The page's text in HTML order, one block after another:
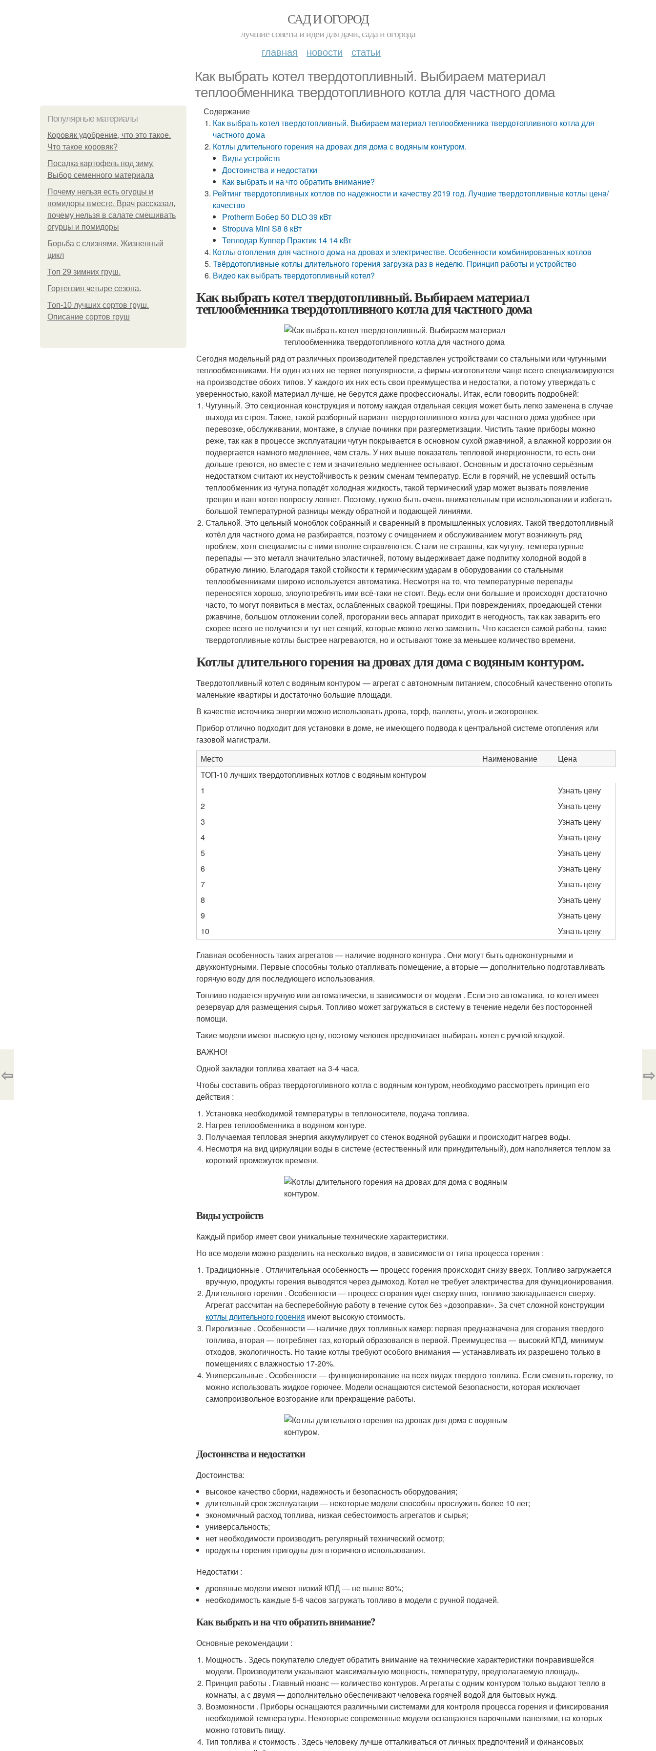
САД И ОГОРОД
лучшие советы и идеи для дачи, сада и огорода
главная новости статьи
Как выбрать котел твердотопливный. Выбираем материал
теплообменника твердотопливного котла для частного дома
Популярные материалы
Коровяк удобрение, что это такое.
Что такое коровяк?
Посадка картофель под зиму.
Выбор семенного материала
Почему нельзя есть огурцы и
помидоры вместе. Врач рассказал,
почему нельзя в салате смешивать
огурцы и помидоры
Борьба с слизнями. Жизненный
цикл
Топ 29 зимних груш.
Гортензия четыре сезона.
Топ-10 лучших сортов груш.
Описание сортов груш
Содержание
Как выбрать котел твердотопливный. Выбираем материал теплообменника твердотопливного котла для
частного дома
Котлы длительного горения на дровах для дома с водяным контуром.
Виды устройств
Достоинства и недостатки
Как выбрать и на что обратить внимание?
Рейтинг твердотопливных котлов по надежности и качеству 2019 год. Лучшие твердотопливные котлы цена/
качество
Protherm Бобер 50 DLO 39 кВт
Stropuva Mini S8 8 кВт
Теплодар Куппер Практик 14 14 кВт
Котлы отопления для частного дома на дровах и электричестве. Особенности комбинированных котлов
Твёрдотопливные котлы длительного горения загрузка раз в неделю. Принцип работы и устройство
Видео как выбрать твердотопливный котел?
Как выбрать котел твердотопливный. Выбираем материал
теплообменника твердотопливного котла для частного дома
Сегодня модельный ряд от различных производителей представлен устройствами со стальными или чугунными
теплообменниками. Ни один из них не теряет популярности, а фирмы-изготовители чаще всего специализируются
на производстве обоих типов. У каждого их них есть свои преимущества и недостатки, а потому утверждать с
уверенностью, какой материал лучше, не берутся даже профессионалы. Итак, если говорить подробней:
Чугунный. Это секционная конструкция и потому каждая отдельная секция может быть легко заменена в случае
выхода из строя. Также, такой разборный вариант твердотопливного котла для частного дома удобнее при
перевозке, обслуживании, монтаже, в случае починки при разгерметизации. Чистить такие приборы можно
реже, так как в процессе эксплуатации чугун покрывается в основном сухой ржавчиной, а влажной коррозии он
подвергается намного медленнее, чем сталь. У них выше показатель тепловой инерционности, то есть они
дольше греются, но вместе с тем и значительно медленнее остывают. Основным и достаточно серьёзным
недостатком считают их неустойчивость к резким сменам температур. Если в горячий, не успевший остыть
теплообменник из чугуна попадёт холодная жидкость, такой термический удар может вызвать появление
трещин и ваш котел попросту лопнет. Поэтому, нужно быть очень внимательным при использовании и избегать
большой температурной разницы между обратной и подающей линиями.
Стальной. Это цельный моноблок собранный и сваренный в промышленных условиях. Такой твердотопливный
котёл для частного дома не разбирается, поэтому с очищением и обслуживанием могут возникнуть ряд
проблем, хотя специалисты с ними вполне справляются. Стали не страшны, как чугуну, температурные
перепады — это металл значительно эластичней, потому выдерживает даже подпитку холодной водой в
обратную линию. Благодаря такой стойкости к термическим ударам в оборудовании со стальными
теплообменниками широко используется автоматика. Несмотря на то, что температурные перепады
переносятся хорошо, злоупотреблять ими всё-таки не стоит. Ведь если они большие и происходят достаточно
часто, то могут появиться в местах, ослабленных сваркой трещины. При повреждениях, проедающей стенки
ржавчине, большом отложении солей, прогорании весь аппарат приходит в негодность, так как заварить его
скорее всего не получится и тут нет секций, которые можно легко заменить. Что касается самой работы, такие
твердотопливные котлы быстрее нагреваются, но и остывают тоже за меньшее количество времени.
Котлы длительного горения на дровах для дома с водяным контуром.
Твердотопливный котел с водяным контуром — агрегат с автономным питанием, способный качественно отопить
маленькие квартиры и достаточно большие площади.
В качестве источника энергии можно использовать дрова, торф, паллеты, уголь и экогорошек.
Прибор отлично подходит для установки в доме, не имеющего подвода к центральной системе отопления или
газовой магистрали.
Место
Наименование
Цена
ТОП-10 лучших твердотопливных котлов с водяным контуром
1
Узнать цену
2
Узнать цену
3
Узнать цену
4
Узнать цену
5
Узнать цену
6
Узнать цену
7
Узнать цену
8
Узнать цену
9
Узнать цену
10
Узнать цену
Главная особенность таких агрегатов — наличие водяного контура . Они могут быть одноконтурными и
двухконтурными. Первые способны только отапливать помещение, а вторые — дополнительно подготавливать
горячую воду для последующего использования.
Топливо подается вручную или автоматически, в зависимости от модели . Если это автоматика, то котел имеет
резервуар для размещения сырья. Топливо может загружаться в систему в течение недели без посторонней
помощи.
Такие модели имеют высокую цену, поэтому человек предпочитает выбирать котел с ручной кладкой.
ВАЖНО!
Одной закладки топлива хватает на 3-4 часа.
Чтобы составить образ твердотопливного котла с водяным контуром, необходимо рассмотреть принцип его
действия :
Установка необходимой температуры в теплоносителе, подача топлива.
Нагрев теплообменника в водяном контуре.
Получаемая тепловая энергия аккумулирует со стенок водяной рубашки и происходит нагрев воды.
Несмотря на вид циркуляции воды в системе (естественный или принудительный), дом наполняется теплом за
короткий промежуток времени.
Виды устройств
Каждый прибор имеет свои уникальные технические характеристики.
Но все модели можно разделить на несколько видов, в зависимости от типа процесса горения :
Традиционные . Отличительная особенность — процесс горения происходит снизу вверх. Топливо загружается
вручную, продукты горения выводятся через дымоход. Котел не требует электричества для функционирования.
Длительного горения . Особенности — процесс сгорания идет сверху вниз, топливо закладывается сверху.
Агрегат рассчитан на бесперебойную работу в течение суток без «дозоправки». За счет сложной конструкции
котлы длительного горения имеют высокую стоимость.
Пиролизные . Особенности — наличие двух топливных камер: первая предназначена для сгорания твердого
топлива, вторая — потребляет газ, который образовался в первой. Преимущества — высокий КПД, минимум
отходов, экологичность. Но такие котлы требуют особого внимания — устанавливать их разрешено только в
помещениях с влажностью 17-20%.
Универсальные . Особенности — функционирование на всех видах твердого топлива. Если сменить горелку, то
можно использовать жидкое горючее. Модели оснащаются системой безопасности, которая исключает
самопроизвольное возгорание или прекращение работы.
Достоинства и недостатки
Достоинства:
высокое качество сборки, надежность и безопасность оборудования;
длительный срок эксплуатации — некоторые модели способны прослужить более 10 лет;
экономичный расход топлива, низкая себестоимость агрегатов и сырья;
универсальность;
нет необходимости производить регулярный технический осмотр;
продукты горения пригодны для вторичного использования.
Недостатки :
дровяные модели имеют низкий КПД — не выше 80%;
необходимость каждые 5-6 часов загружать топливо в модели с ручной подачей.
Как выбрать и на что обратить внимание?
Основные рекомендации :
Мощность . Здесь покупателю следует обратить внимание на технические характеристики понравившейся
модели. Производители указывают максимальную мощность, температуру, предполагаемую площадь.
Принцип работы . Главный нюанс — количество контуров. Агрегаты с одним контуром только выдают тепло в
комнаты, а с двумя — дополнительно обеспечивают человека горячей водой для бытовых нужд.
Возможности . Приборы оснащаются различными системами для контроля процесса горения и фиксирования
необходимой температуры. Некоторые современные модели оснащаются варочными панелями, на которых
можно готовить пищу.
Тип топлива и стоимость . Здесь человеку лучше отталкиваться от личных предпочтений и финансовых
⇦ ⇨